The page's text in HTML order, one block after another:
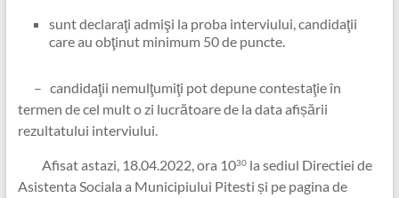
sunt declaraţi admişi la proba interviului, candidaţii
care au obţinut minimum 50 de puncte.
– candidaţii nemulţumiţi pot depune contestaţie în
termen de cel mult o zi lucrătoare de la data afișării
rezultatului interviului.
Afisat astazi, 18.04.2022, ora 1030la sediul Directiei de
Asistenta Sociala a Municipiului Pitesti și pe pagina de